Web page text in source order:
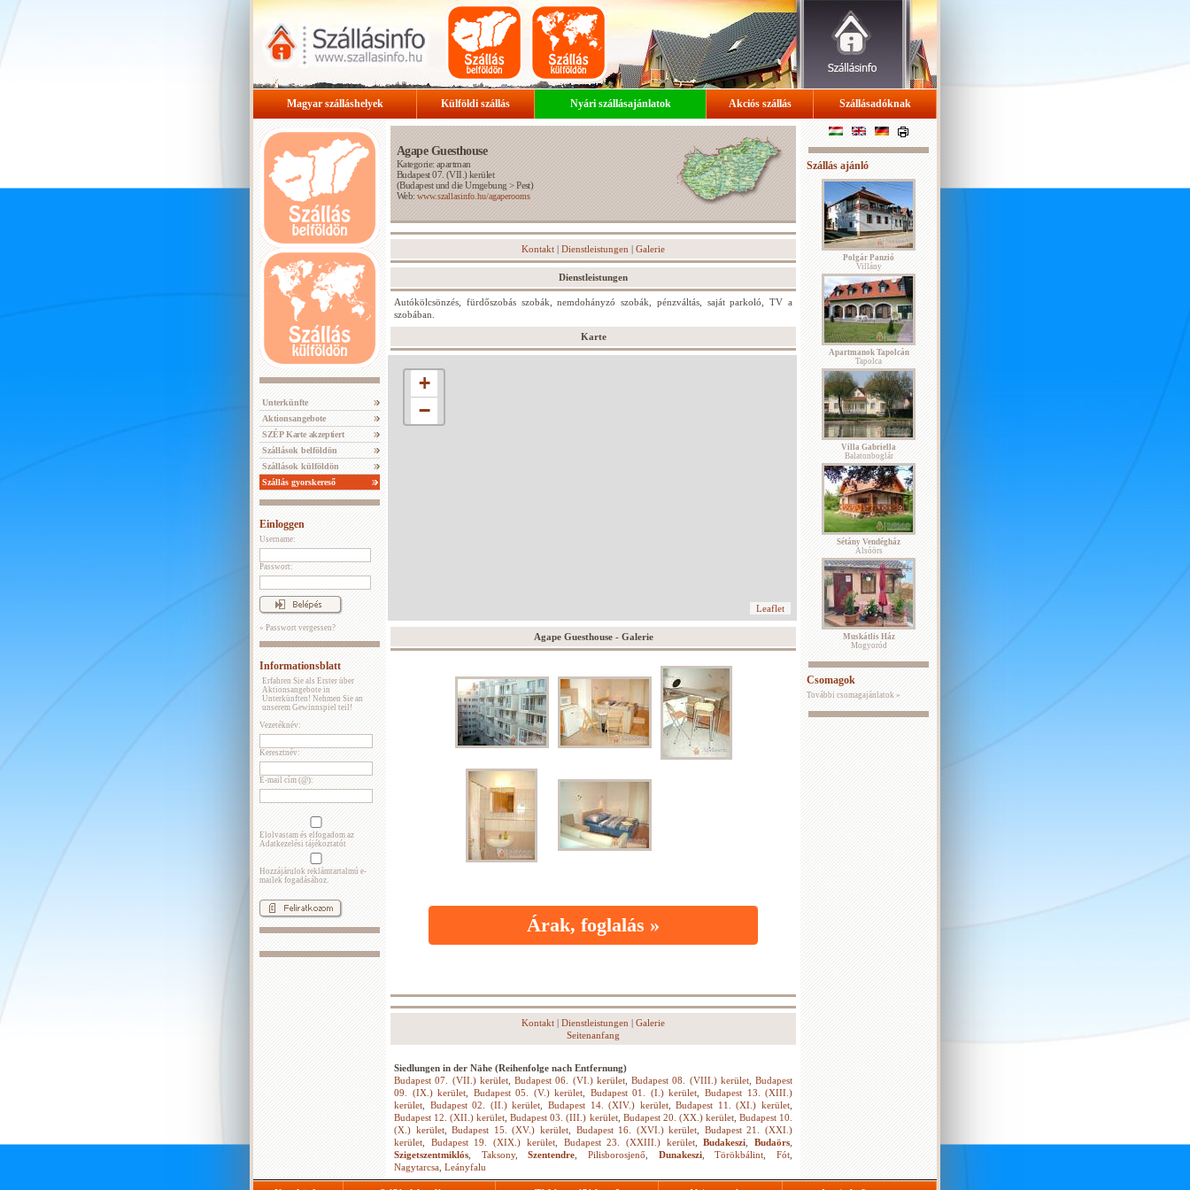
Magyar szálláshelyek Külföldi szállás Nyári szállásajánlatok Akciós szállás Szállásadóknak
Unterkünfte
Aktionsangebote
SZÉP Karte akzeptiert
Szállások belföldön
Szállások külföldön
Szállás gyorskereső
Einloggen
Username:
Passwort:
» Passwort vergessen?
Informationsblatt
Erfahren Sie als Erster über
Aktionsangebote in
Unterkünften! Nehmen Sie an
unserem Gewinnspiel teil!
Vezetéknév:
Keresztnév:
E-mail cím (@):
Elolvastam és elfogadom az
Adatkezelési tájékoztatót
Hozzájárulok reklámtartalmú e-
mailek fogadásához.
Agape Guesthouse
Kategorie: apartman
Budapest 07. (VII.) kerület
(Budapest und die Umgebung >Pest)
Web:www.szallasinfo.hu/agaperooms
Kontakt | Dienstleistungen | Galerie
Dienstleistungen
Autókölcsönzés, fürdőszobás szobák, nemdohányzó szobák, pénzváltás, saját parkoló, TV a
szobában.
Karte
+
−
Leaflet
Agape Guesthouse - Galerie
Árak, foglalás »
Kontakt | Dienstleistungen | Galerie
Seitenanfang
Siedlungen in der Nähe (Reihenfolge nach Entfernung)
Budapest 07. (VII.) kerület, Budapest 06. (VI.) kerület, Budapest 08. (VIII.) kerület, Budapest
09. (IX.) kerület
Budapest 05. (V.) kerület Budapest 01. (I.) kerület
Budapest 13. (XIII.)
kerület
Budapest 02. (II.) kerület Budapest 14. (XIV.) kerület,Budapest 11. (XI.) kerület
Budapest 12. (XII.) kerület ,Budapest 03. (III.) kerület, Budapest 20. (XX.) kerület, Budapest 10.
(X.) kerület,Budapest 15. (XV.) kerület, Budapest 16. (XVI.) kerület
Budapest 21. (XXI.)
kerület
Budapest 19. (XIX.) kerület, Budapest 23. (XXIII.) kerület,Budakeszi ,Budaörs
Szigetszentmiklós
Taksony,Szentendre ,Pilisborosjenő Dunakeszi,Törökbálint ,Fót
Nagytarcsa Leányfalu
Szállás ajánló
Polgár Panzió
Villány
Apartmanok Tapolcán
Tapolca
Villa Gabriella
Balatonboglár
Sétány Vendégház
Alsóörs
Muskátlis Ház
Mogyoród
Csomagok
További csomagajánlatok »